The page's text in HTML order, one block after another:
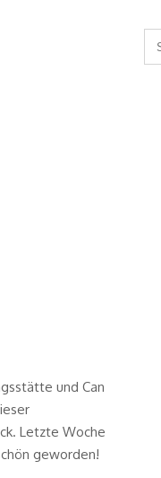
und Can
Letzte Woche
geworden!